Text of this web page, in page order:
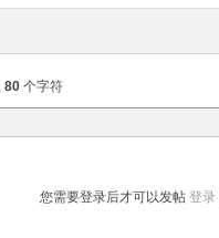
80 个字符
您需要登录后才可以发帖 登录